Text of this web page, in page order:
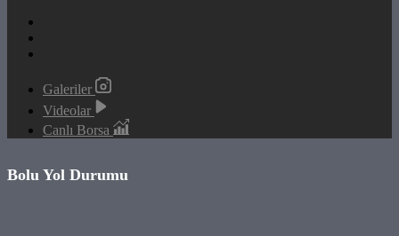
Galeriler
Videolar
Canlı Borsa
Bolu Yol Durumu